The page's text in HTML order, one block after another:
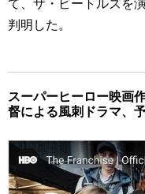
判明した。
スーパーヒーロー映画
督による風刺ドラマ、